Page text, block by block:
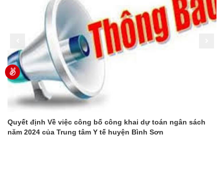
Quyết định Về việc công bố công khai dự toán ngân sách
năm 2024 của Trung tâm Y tế huyện Bình Sơn